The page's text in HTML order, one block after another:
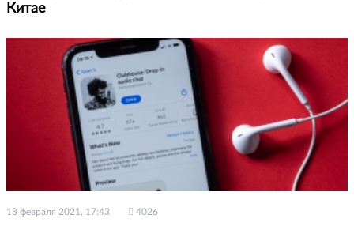
Китае
18 февраля 2021, 17:43 4026